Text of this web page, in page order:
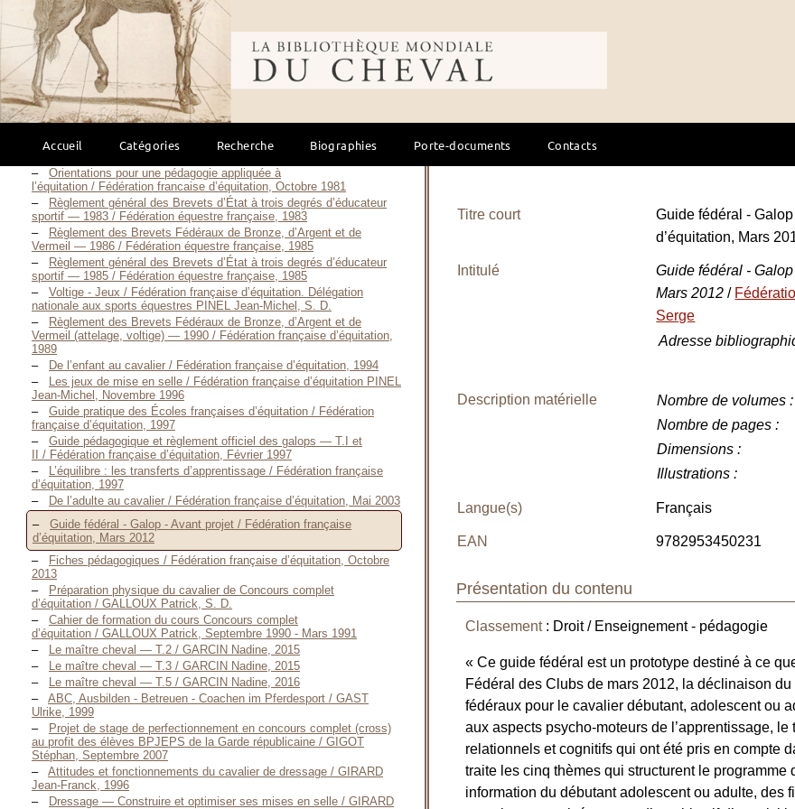
Bibliothèque mondiale du cheval
Accueil Catégories Recherche Biographies Porte-documents Contacts
La formation de l’écuyer et l’histoire de l’équitation entre didactique
et initiation / FRANCHET D’ESPEREY Patrice, 2003
Fiche technique : les assouplissements / FRANCQUEVILLE Alain,
1996
Cours donné aux élèves de l’École nationale
d’équitation / FRANCQUEVILLE Marlen, Août 1993
Brevet d’état d’éducateur sportif 1
Gérard, 1986
Dressage : enseigner, entraîner, coacher / FROMENT Alizée, 2016
Au service des chevaux et de l’équitation, des auxilliaires
Orientations pour une pédagogie appliquée à
l’équitation / Fédération francaise d’équitation, Octobre 1981
Règlement général des Brevets d’État à trois degrés d’éducateur
sportif — 1983 / Fédération équestre française, 1983
Règlement des Brevets Fédéraux de Bronze, d’Argent et de
Vermeil — 1986 / Fédération équestre française, 1985
Règlement général des Brevets d’État à trois degrés d’éducateur
sportif — 1985 / Fédération équestre française, 1985
Voltige - Jeux / Fédération française d’équitation. Délégation
nationale aux sports équestres PINEL Jean-Michel, S. D.
Règlement des Brevets Fédéraux de Bronze, d’Argent et de
Vermeil (attelage, voltige) — 1990 / Fédération française d’équitation,
1989
De l’enfant au cavalier / Fédération française d’équitation, 1994
Les jeux de mise en selle / Fédération française d’équitation PINEL
Jean-Michel, Novembre 1996
Guide pratique des Écoles françaises d’équitation / Fédération
française d’équitation, 1997
Guide pédagogique et règlement officiel des galops — T.I et
II / Fédération française d’équitation, Février 1997
L’équilibre : les transferts d’apprentissage / Fédération française
d’équitation, 1997
De l’adulte au cavalier / Fédération française d’équitation, Mai 2003
Guide fédéral - Galop - Avant projet / Fédération française
d’équitation, Mars 2012
Fiches pédagogiques / Fédération française d’équitation, Octobre
2013
Préparation physique du cavalier de Concours complet
d’équitation / GALLOUX Patrick, S. D.
Cahier de formation du cours Concours complet
d’équitation / GALLOUX Patrick, Septembre 1990 - Mars 1991
Le maître cheval — T.2 / GARCIN Nadine, 2015
Le maître cheval — T.3 / GARCIN Nadine, 2015
Le maître cheval — T.5 / GARCIN Nadine, 2016
ABC, Ausbilden - Betreuen - Coachen im Pferdesport / GAST
Ulrike, 1999
Projet de stage de perfectionnement en concours complet (cross)
au profit des élèves BPJEPS de la Garde républicaine / GIGOT
Stéphan, Septembre 2007
Attitudes et fonctionnements du cavalier de dressage / GIRARD
Jean-Franck, 1996
Dressage — Construire et optimiser ses mises en selle / GIRARD
Titre court
Guide fédéral -
d’équitation, Mars
Intitulé
Guide fédéral -
Mars 2012/
Serge
Adresse
Description matérielle Nombre de volumes :
Nombre de pages :
Dimensions :
Illustrations :
Langue(s) Français
EAN 9782953450231
Présentation du contenu
Classement: Droit / Enseignement - pédagogie
« Ce guide fédéral est un prototype destiné à ce
Fédéral des Clubs de mars 2012, la déclinaison
fédéraux pour le cavalier débutant, adolescent ou
aux aspects psycho-moteurs de l’apprentissage,
relationnels et cognitifs qui ont été pris en compte
traite les cinq thèmes qui structurent le
information du débutant adolescent ou adulte, des